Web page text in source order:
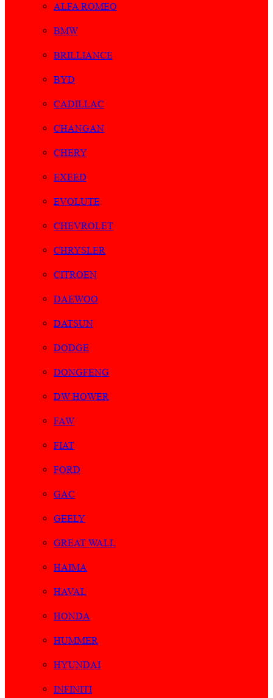
ALFA ROMEO
BMW
BRILLIANCE
BYD
CADILLAC
CHANGAN
CHERY
EXEED
EVOLUTE
CHEVROLET
CHRYSLER
CITROEN
DAEWOO
DATSUN
DODGE
DONGFENG
DW HOWER
FAW
FIAT
FORD
GAC
GEELY
GREAT WALL
HAIMA
HAVAL
HONDA
HUMMER
HYUNDAI
INFINITI